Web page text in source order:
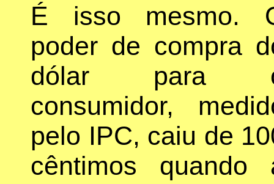
É isso mesmo.
poder de compra
dólar para
consumidor,
pelo IPC, caiu de
cêntimos quando